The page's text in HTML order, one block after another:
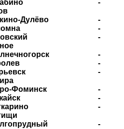
Нахабино -
Ликино-Дулёво -
Коломна -
Жуковский -
Солнечногорск -
Королев -
Егорьевск -
Наро-Фоминск -
Можайск -
Лыткарино -
Долгопрудный -